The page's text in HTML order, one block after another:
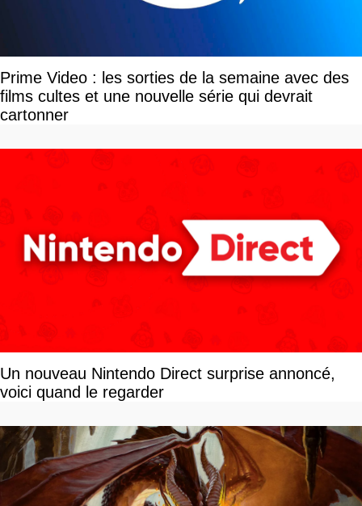
Prime Video : les sorties de la semaine avec des
films cultes et une nouvelle série qui devrait
cartonner
Un nouveau Nintendo Direct surprise annoncé,
voici quand le regarder